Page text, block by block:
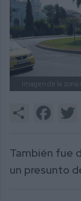
Imagen de la zona
Share
También fue
un presunto